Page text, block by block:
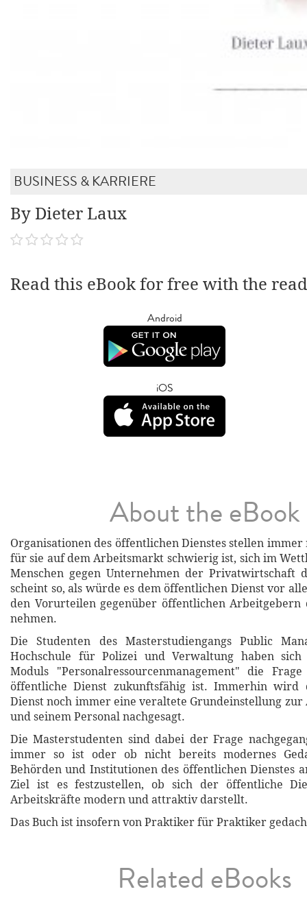
BUSINESS & KARRIERE
By Dieter Laux
Read this eBook for free with the
Android
iOS
About the eBook
Organisationen des öffentlichen Dienstes stellen immer
für sie auf dem Arbeitsmarkt schwierig ist, sich im
Menschen gegen Unternehmen der Privatwirtschaft
scheint so, als würde es dem öffentlichen Dienst vor
den Vorurteilen gegenüber öffentlichen Arbeitgebern
nehmen.
Die Studenten des Masterstudiengangs Public
Hochschule für Polizei und Verwaltung haben
Moduls "Personalressourcenmanagement" die
öffentliche Dienst zukunftsfähig ist. Immerhin wird
Dienst noch immer eine veraltete Grundeinstellung zur
und seinem Personal nachgesagt.
Die Masterstudenten sind dabei der Frage
immer so ist oder ob nicht bereits modernes
Behörden und Institutionen des öffentlichen Dienstes
Ziel ist es festzustellen, ob sich der öffentliche
Arbeitskräfte modern und attraktiv darstellt.
Das Buch ist insofern von Praktiker für Praktiker
Related eBooks